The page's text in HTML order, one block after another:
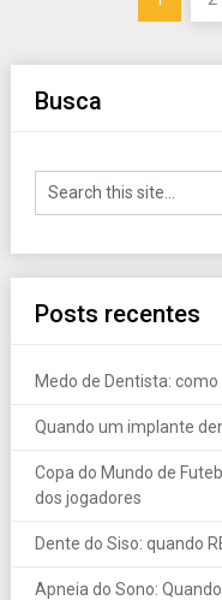
posts
Busca
Posts recentes
Medo de Dentista:
Quando um implante
Copa do Mundo de
dos jogadores
Dente do Siso: quando
Apneia do Sono: